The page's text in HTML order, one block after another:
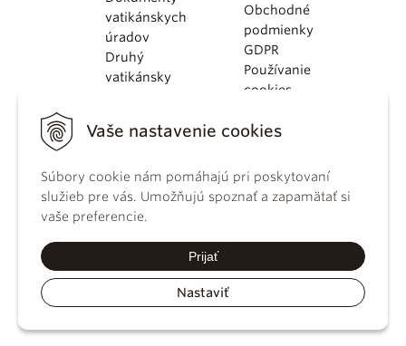
Vaše nastavenie cookies
Súbory cookie nám pomáhajú pri poskytovaní
služieb pre vás. Umožňujú spoznať a zapamätať si
vaše preferencie.
Prijať
Nastaviť
vatikánskych
úradov
Druhý
vatikánsky
KBS
kánonického
práva
Katechizmus
Obchodné
podmienky
GDPR
Používanie
cookies